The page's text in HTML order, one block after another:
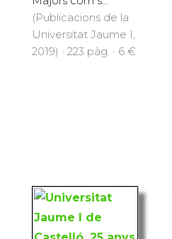
(Publicacions de la
Universitat Jaume I,
2019) · 223 pàg. · 6 €